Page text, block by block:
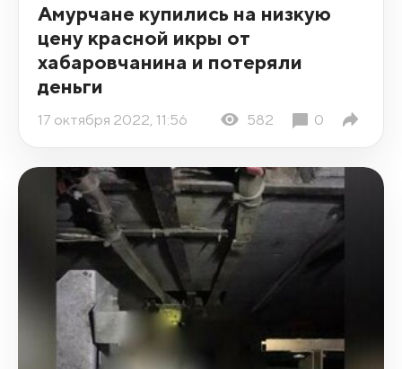
Амурчане купились на низкую
цену красной икры от
хабаровчанина и потеряли
деньги
17 октября 2022, 11:56 582 0